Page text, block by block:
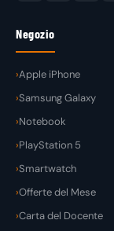
Negozio
Apple iPhone
Samsung Galaxy
Notebook
PlayStation 5
Smartwatch
Offerte del Mese
Carta del Docente